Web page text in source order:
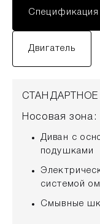
Спецификация
Двигатель
Носовая зона:
Диван с
подушками
системой
Смывные